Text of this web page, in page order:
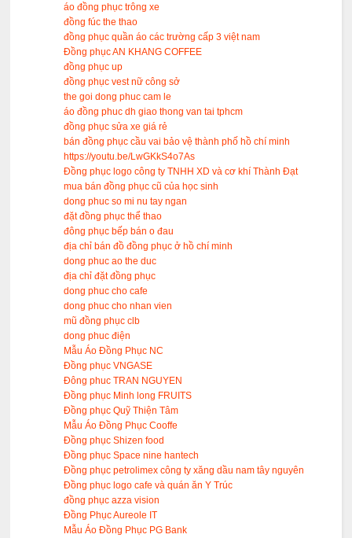
áo đồng phục trông xe
đồng fúc the thao
đồng phục quần áo các trường cấp 3 việt nam
Đồng phục AN KHANG COFFEE
đồng phục up
đồng phục vest nữ công sở
the goi dong phuc cam le
áo đồng phuc dh giao thong van tai tphcm
đồng phục sửa xe giá rẻ
bán đồng phục cầu vai bảo vệ thành phố hồ chí minh
https://youtu.be/LwGKkS4o7As
Đồng phục logo công ty TNHH XD và cơ khí Thành Đạt
mua bán đồng phục cũ của học sinh
dong phuc so mi nu tay ngan
đặt đồng phục thể thao
đông phục bếp bán o đau
địa chỉ bán đồ đồng phục ở hồ chí minh
dong phuc ao the duc
địa chỉ đặt đồng phục
dong phuc cho cafe
dong phuc cho nhan vien
mũ đồng phục clb
dong phuc điện
Mẫu Áo Đồng Phục NC
Đồng phục VNGASE
Đông phuc TRAN NGUYEN
Đồng phục Minh long FRUITS
Đồng phục Quỹ Thiện Tâm
Mẫu Áo Đồng Phục Cooffe
Đồng phục Shizen food
Đồng phục Space nine hantech
Đồng phục petrolimex công ty xăng dầu nam tây nguyên
Đồng phục logo cafe và quán ăn Y Trúc
đồng phục azza vision
Đồng Phục Aureole IT
Mẫu Áo Đồng Phục PG Bank